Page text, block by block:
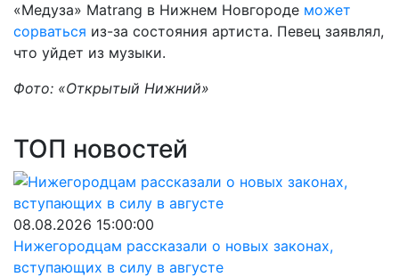
«Медуза» Matrang в Нижнем Новгороде может
сорваться из-за состояния артиста. Певец заявлял,
что уйдет из музыки.
Фото: «Открытый Нижний»
ТОП новостей
08.08.2026 15:00:00
Нижегородцам рассказали о новых законах,
вступающих в силу в августе